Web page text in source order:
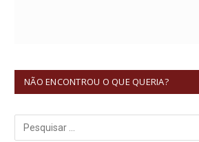
NÃO ENCONTROU O QUE QUERIA?